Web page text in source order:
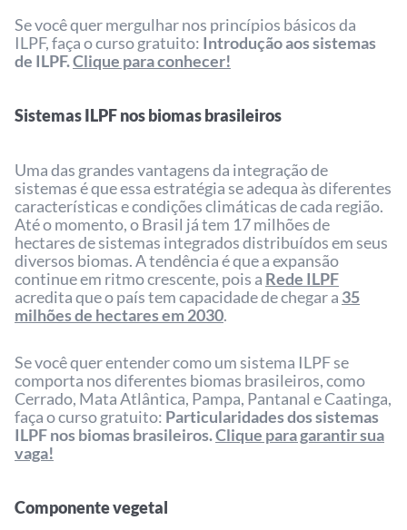
Se você quer mergulhar nos princípios básicos da
ILPF, faça o curso gratuito: Introdução aos sistemas
de ILPF.Clique para conhecer!
Sistemas ILPF nos biomas brasileiros
Uma das grandes vantagens da integração de
sistemas é que essa estratégia se adequa às diferentes
características e condições climáticas de cada região.
Até o momento, o Brasil já tem 17 milhões de
hectares de sistemas integrados distribuídos em seus
diversos biomas. A tendência é que a expansão
continue em ritmo crescente, pois a Rede ILPF
acredita que o país tem capacidade de chegar a 35
milhões de hectares em 2030.
Se você quer entender como um sistema ILPF se
comporta nos diferentes biomas brasileiros, como
Cerrado, Mata Atlântica, Pampa, Pantanal e Caatinga,
faça o curso gratuito: Particularidades dos sistemas
ILPF nos biomas brasileiros.Clique para garantir sua
vaga!
Componente vegetal